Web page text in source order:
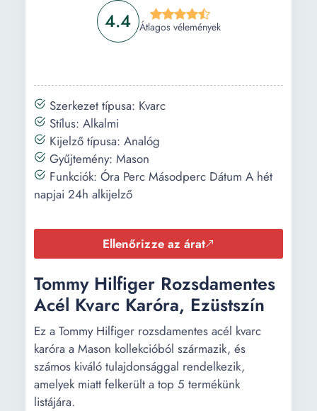
4.4 Átlagos vélemények
Szerkezet típusa: Kvarc
Stílus: Alkalmi
Kijelző típusa: Analóg
Gyűjtemény: Mason
Funkciók: Óra Perc Másodperc Dátum A hét
napjai 24h alkijelző
Ellenőrizze az árat
Tommy Hilfiger Rozsdamentes
Acél Kvarc Karóra, Ezüstszín
Ez a Tommy Hilfiger rozsdamentes acél kvarc
karóra a Mason kollekcióból származik, és
számos kiváló tulajdonsággal rendelkezik,
amelyek miatt felkerült a top 5 termékünk
listájára.